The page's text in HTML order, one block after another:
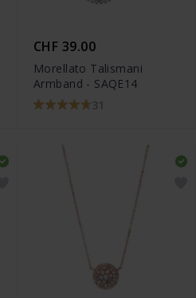
CHF 39.00
Morellato Talismani
Armband - SAQE14
31